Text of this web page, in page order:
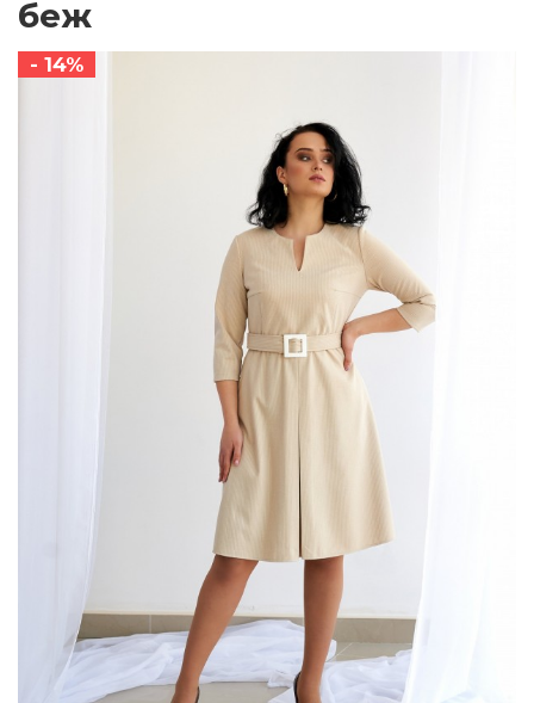
беж
- 14%